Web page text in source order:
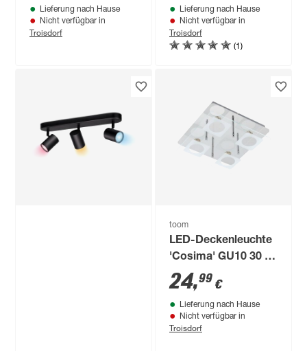
Lieferung nach Hause
Nicht verfügbar in
Troisdorf
Lieferung nach Hause
Nicht verfügbar in
Troisdorf
(1)
toom
LED-Deckenleuchte
'Cosima' GU10 30 x
7 x 24 cm
24,99 €
Lieferung nach Hause
Nicht verfügbar in
Troisdorf